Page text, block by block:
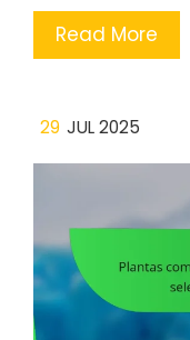
Read More
29 JUL 2025